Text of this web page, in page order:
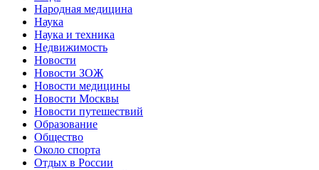
Народная медицина
Наука
Наука и техника
Недвижимость
Новости
Новости ЗОЖ
Новости медицины
Новости Москвы
Новости путешествий
Образование
Общество
Около спорта
Отдых в России